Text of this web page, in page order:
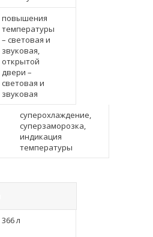
повышения
температуры
– световая и
звуковая,
открытой
двери –
световая и
звуковая
суперохлаждение,
суперзаморозка,
индикация
температуры
366 л